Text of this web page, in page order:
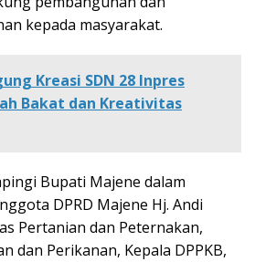
kepada masyarakat.
Kreasi SDN 28 Inpres
Bakat dan Kreativitas
Bupati Majene dalam
DPRD Majene Hj. Andi
Pertanian dan Peternakan,
dan Perikanan, Kepala DPPKB,